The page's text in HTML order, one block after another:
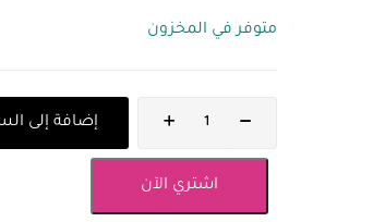
متوفر في المخزون
إضافة إلى
اشتري الآن